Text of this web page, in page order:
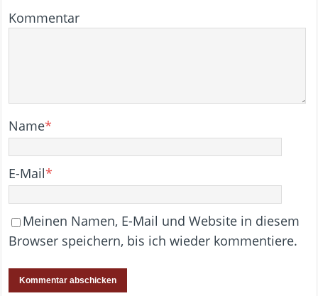
Kommentar
Name*
E-Mail*
Meinen Namen, E-Mail und Website in diesem
Browser speichern, bis ich wieder kommentiere.